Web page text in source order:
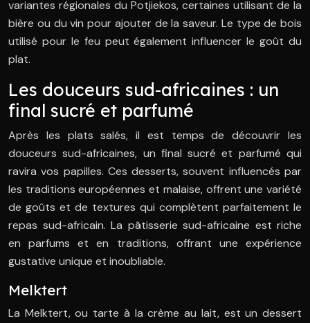
variantes régionales du Potjiekos, certaines utilisant de la
bière ou du vin pour ajouter de la saveur. Le type de bois
utilisé pour le feu peut également influencer le goût du
plat.
Les douceurs sud-africaines : un
final sucré et parfumé
Après les plats salés, il est temps de découvrir les
douceurs sud-africaines, un final sucré et parfumé qui
ravira vos papilles. Ces desserts, souvent influencés par
les traditions européennes et malaise, offrent une variété
de goûts et de textures qui complètent parfaitement le
repas sud-africain. La pâtisserie sud-africaine est riche
en parfums et en traditions, offrant une expérience
gustative unique et inoubliable.
Melktert
La Melktert, ou tarte à la crème au lait, est un dessert